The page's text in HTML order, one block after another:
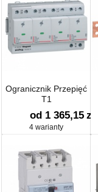
Ogranicznik Przepięć
T1
od 1 365,15 zł
4 warianty